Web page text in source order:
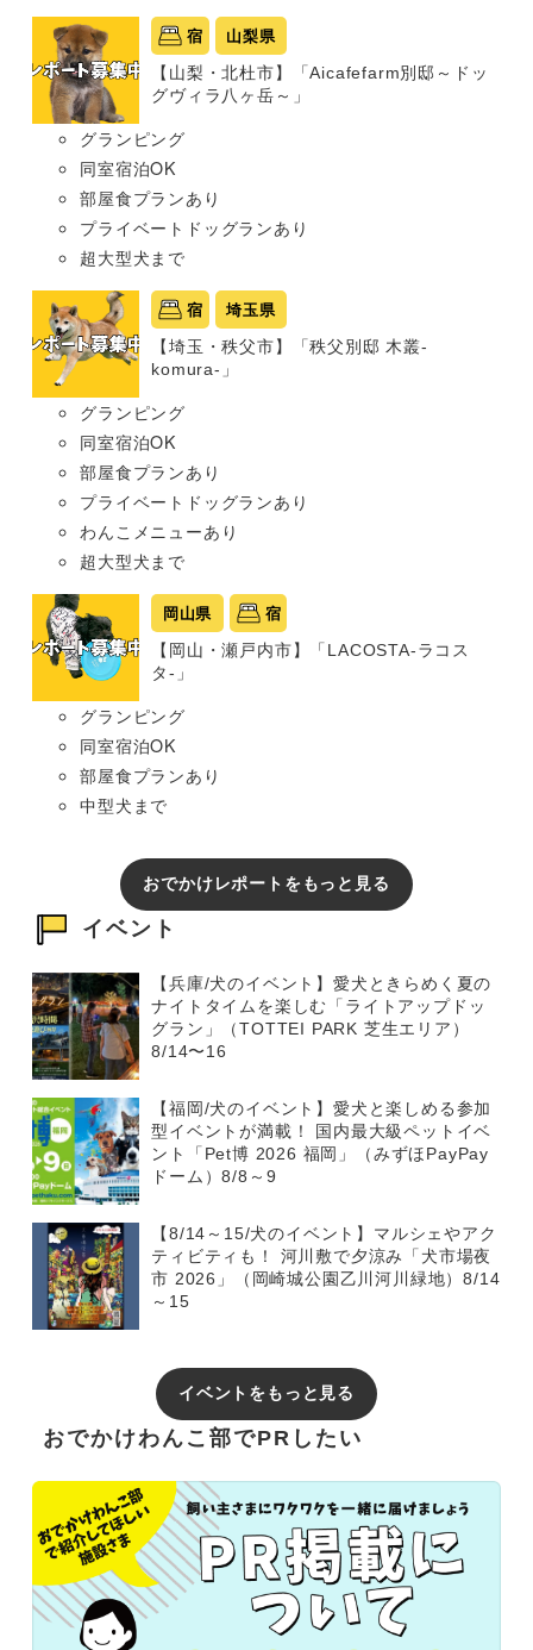
宿 山梨県
【山梨・北杜市】「Aicafefarm別邸～ドッ
グヴィラ八ヶ岳～」
グランピング
同室宿泊OK
部屋食プランあり
プライベートドッグランあり
超大型犬まで
宿 埼玉県
【埼玉・秩父市】「秩父別邸 木叢-
komura-」
グランピング
同室宿泊OK
部屋食プランあり
プライベートドッグランあり
わんこメニューあり
超大型犬まで
岡山県 宿
【岡山・瀬戸内市】「LACOSTA-ラコス
タ-」
グランピング
同室宿泊OK
部屋食プランあり
中型犬まで
おでかけレポートをもっと見る
イベント
【兵庫/犬のイベント】愛犬ときらめく夏の
ナイトタイムを楽しむ「ライトアップドッ
グラン」（TOTTEI PARK 芝生エリア）
8/14〜16
【福岡/犬のイベント】愛犬と楽しめる参加
型イベントが満載！ 国内最大級ペットイベ
ント「Pet博 2026 福岡」（みずほPayPay
ドーム）8/8～9
【8/14～15/犬のイベント】マルシェやアク
ティビティも！ 河川敷で夕涼み「犬市場夜
市 2026」（岡崎城公園乙川河川緑地）8/14
～15
イベントをもっと見る
おでかけわんこ部でPRしたい